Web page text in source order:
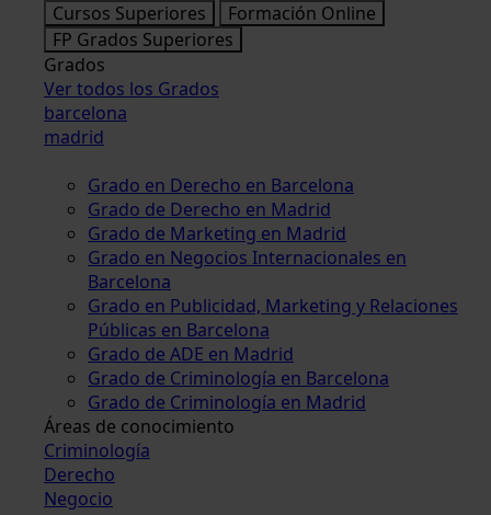
Cursos Superiores
Formación Online
FP Grados Superiores
Grados
Ver todos los Grados
barcelona
madrid
Grado en Derecho en Barcelona
Grado de Derecho en Madrid
Grado de Marketing en Madrid
Grado en Negocios Internacionales en
Barcelona
Grado en Publicidad, Marketing y Relaciones
Públicas en Barcelona
Grado de ADE en Madrid
Grado de Criminología en Barcelona
Grado de Criminología en Madrid
Áreas de conocimiento
Criminología
Derecho
Negocio